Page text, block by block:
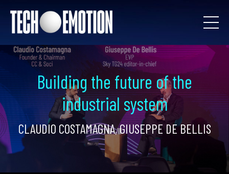
Building the future of the
industrial system
CLAUDIO COSTAMAGNA, GIUSEPPE DE BELLIS